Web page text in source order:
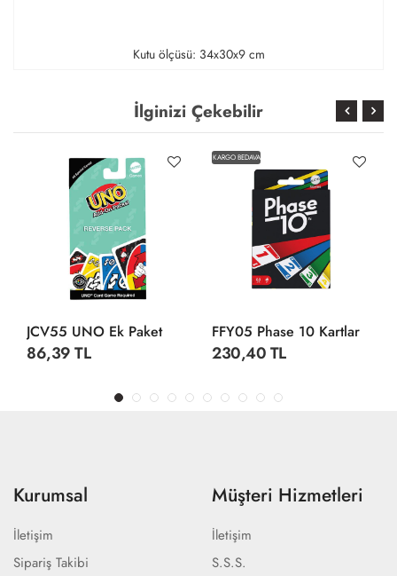
Kutu ölçüsü: 34x30x9 cm
İlginizi Çekebilir
JCV55 UNO Ek Paket
86,39 TL
KARGO BEDAVA
FFY05 Phase 10 Kartlar
230,40 TL
Kurumsal
İletişim
Sipariş Takibi
Müşteri Hizmetleri
İletişim
S.S.S.